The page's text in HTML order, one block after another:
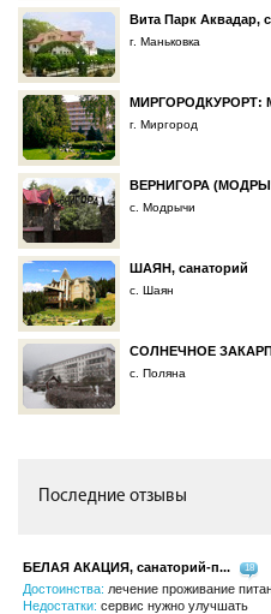
Вита Парк Аквадар,
г. Маньковка
МИРГОРОДКУРОРТ:
г. Миргород
ВЕРНИГОРА
с. Модрычи
ШАЯН, санаторий
с. Шаян
СОЛНЕЧНОЕ
с. Поляна
Последние отзывы
БЕЛАЯ АКАЦИЯ, санаторий-п... 18
Достоинства: лечение проживание
Недостатки: сервис нужно улучшать